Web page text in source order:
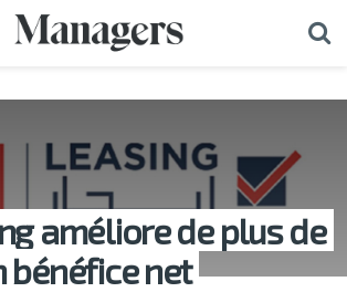
améliore de plus de
bénéfice net